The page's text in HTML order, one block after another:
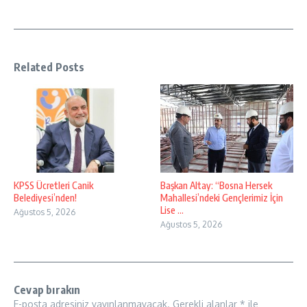
Related Posts
KPSS Ücretleri Canik
Belediyesi’nden!
Ağustos 5, 2026
Başkan Altay: “Bosna Hersek
Mahallesi’ndeki Gençlerimiz İçin
Lise ...
Ağustos 5, 2026
Cevap bırakın
E-posta adresiniz yayınlanmayacak. Gerekli alanlar * ile